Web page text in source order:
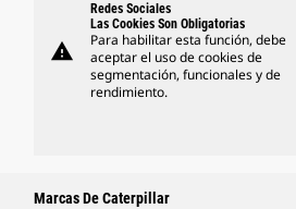
warning
Redes Sociales
Las Cookies Son Obligatorias
Para habilitar esta función, debe
aceptar el uso de cookies de
segmentación, funcionales y de
rendimiento.
Marcas De Caterpillar